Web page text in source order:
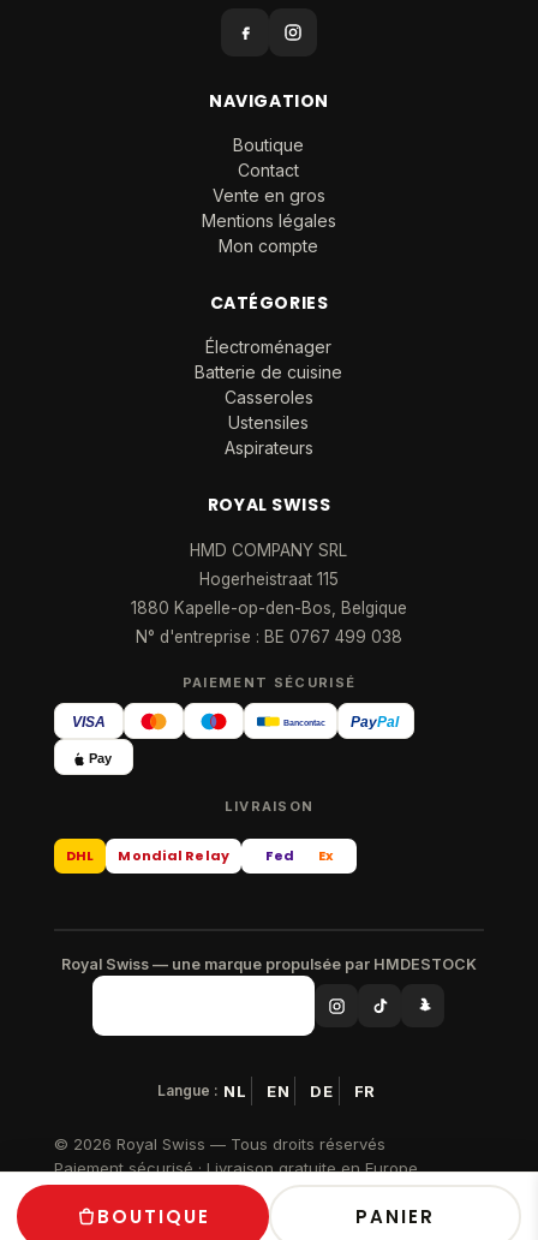
NAVIGATION
Boutique
Contact
Vente en gros
Mentions légales
Mon compte
CATÉGORIES
Électroménager
Batterie de cuisine
Casseroles
Ustensiles
Aspirateurs
ROYAL SWISS
HMD COMPANY SRL
Hogerheistraat 115
1880 Kapelle-op-den-Bos, Belgique
N° d'entreprise : BE 0767 499 038
PAIEMENT SÉCURISÉ
VISA Bancontact PayPal
Pay
LIVRAISON
DHL Mondial Relay Fed Ex
Royal Swiss — une marque propulsée par HMDESTOCK
Langue : NL EN DE FR
© 2026 Royal Swiss — Tous droits réservés
Paiement sécurisé · Livraison gratuite en Europe
BOUTIQUE PANIER